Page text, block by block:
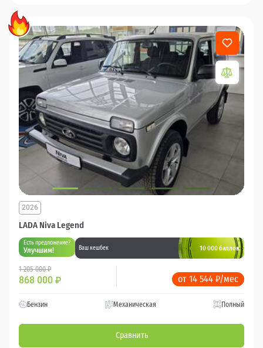
LADA Niva Legend
2026
Есть предложение?
Улучшим! Ваш кешбек 10 000 баллов
1 205 000 ₽
868 000 ₽ от 14 544 ₽/мес
Бензин Механическая Полный
Сравнить